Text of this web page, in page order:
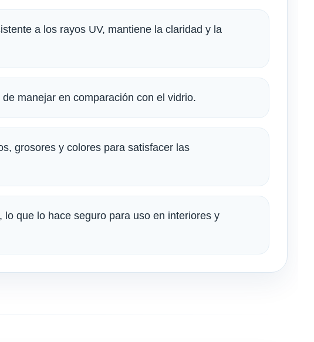
a los rayos UV, mantiene la claridad y la
manejar en comparación con el vidrio.
grosores y colores para satisfacer las
lo que lo hace seguro para uso en interiores y